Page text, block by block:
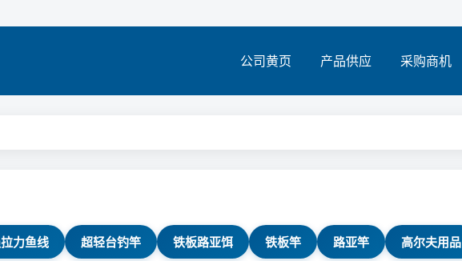
公司黄页 产品供应 采购商机
力鱼线 超轻台钓竿 铁板路亚饵 铁板竿 路亚竿 高尔夫用品